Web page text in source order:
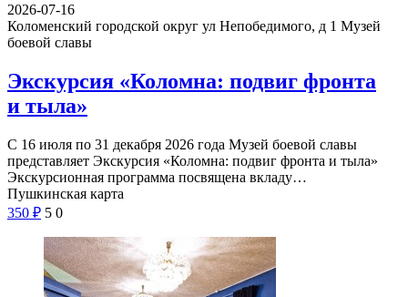
2026-07-16
Коломенский городской округ ул Непобедимого, д 1 Музей
боевой славы
Экскурсия «Коломна: подвиг фронта
и тыла»
С 16 июля по 31 декабря 2026 года Музей боевой славы
представляет Экскурсия «Коломна: подвиг фронта и тыла»
Экскурсионная программа посвящена вкладу…
Пушкинская карта
350 ₽ 5 0